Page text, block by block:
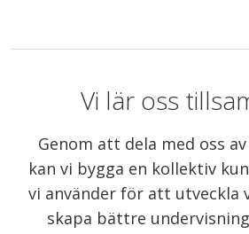
Vi lär oss
Genom att dela med oss
kan vi bygga en kollektiv
vi använder för att utveckla
skapa bättre